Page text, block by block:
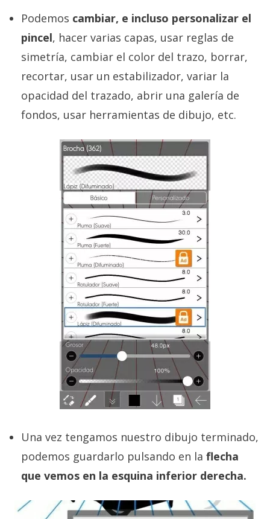
Podemos cambiar, e incluso personalizar el
pincel, hacer varias capas, usar reglas de
simetría, cambiar el color del trazo, borrar,
recortar, usar un estabilizador, variar la
opacidad del trazado, abrir una galería de
fondos, usar herramientas de dibujo, etc.
Una vez tengamos nuestro dibujo terminado,
podemos guardarlo pulsando en la flecha
que vemos en la esquina inferior derecha.